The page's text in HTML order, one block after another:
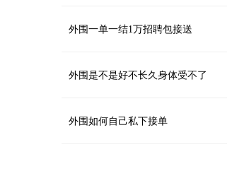
应对策略_157
外围一单一结1万招聘包接送
外围是不是好不长久身体受不了
外围如何自己私下接单